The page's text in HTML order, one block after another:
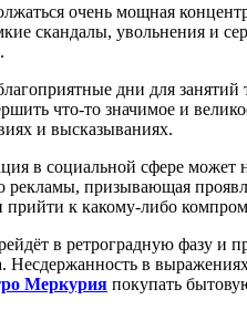
очень мощная
скандалы, увольнения и
дни для
что-то значимое и
и высказываниях.
в социальной сфере может
рекламы, призывающая
прийти к какому-либо
в ретроградную фазу и
Несдержанность в
Меркурия покупать